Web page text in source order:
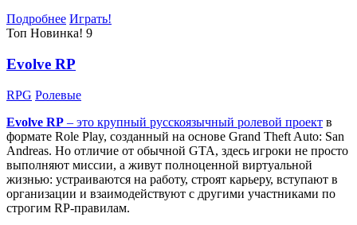
Подробнее Играть!
Топ Новинка! 9
Evolve RP
RPG Ролевые
Evolve RP – это крупный русскоязычный ролевой проект в
формате Role Play, созданный на основе Grand Theft Auto: San
Andreas. Но отличие от обычной GTA, здесь игроки не просто
выполняют миссии, а живут полноценной виртуальной
жизнью: устраиваются на работу, строят карьеру, вступают в
организации и взаимодействуют с другими участниками по
строгим RP-правилам.